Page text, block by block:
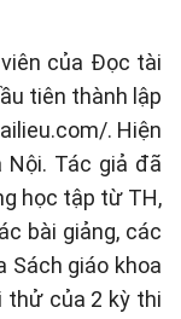
của Đọc tài
tiên thành lập
. Hiện
Tác giả đã
học tập từ TH,
bài giảng, các
Sách giáo khoa
thử của 2 kỳ thi